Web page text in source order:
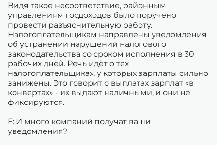
Видя такое несоответствие, районным
управлениям госдоходов было поручено
провести разъяснительную работу.
Налогоплательщикам направлены уведомления
об устранении нарушений налогового
законодательства со сроком исполнения в 30
рабочих дней. Речь идёт о тех
налогоплательщиках, у которых зарплаты сильно
занижены. Это говорит о выплатах зарплат «в
конвертах» - их выдают наличными, и они не
фиксируются.
F: И много компаний получат ваши
уведомления?